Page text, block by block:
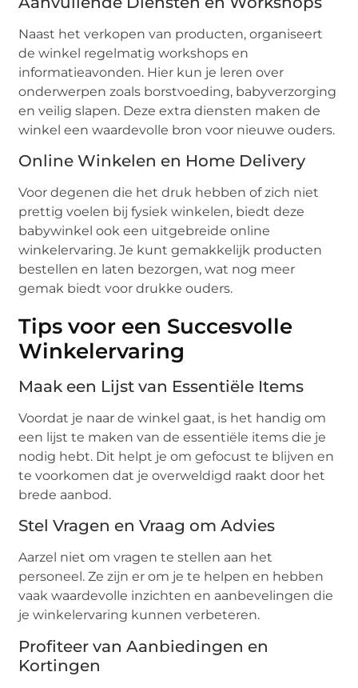
Naast het verkopen van producten, organiseert
de winkel regelmatig workshops en
informatieavonden. Hier kun je leren over
onderwerpen zoals borstvoeding, babyverzorging
en veilig slapen. Deze extra diensten maken de
winkel een waardevolle bron voor nieuwe ouders.
Online Winkelen en Home Delivery
Voor degenen die het druk hebben of zich niet
prettig voelen bij fysiek winkelen, biedt deze
babywinkel ook een uitgebreide online
winkelervaring. Je kunt gemakkelijk producten
bestellen en laten bezorgen, wat nog meer
gemak biedt voor drukke ouders.
Tips voor een Succesvolle
Winkelervaring
Maak een Lijst van Essentiële Items
Voordat je naar de winkel gaat, is het handig om
een lijst te maken van de essentiële items die je
nodig hebt. Dit helpt je om gefocust te blijven en
te voorkomen dat je overweldigd raakt door het
brede aanbod.
Stel Vragen en Vraag om Advies
Aarzel niet om vragen te stellen aan het
personeel. Ze zijn er om je te helpen en hebben
vaak waardevolle inzichten en aanbevelingen die
je winkelervaring kunnen verbeteren.
Profiteer van Aanbiedingen en
Kortingen